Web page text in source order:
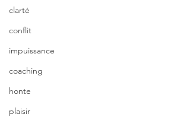
clarté
conflit
impuissance
coaching
honte
plaisir